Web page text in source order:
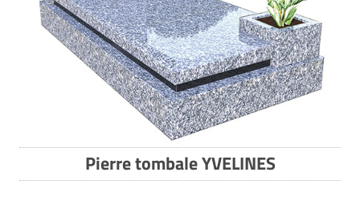
Pierre tombale YVELINES